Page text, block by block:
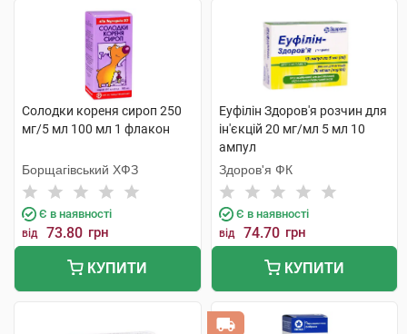
Солодки кореня сироп 250
мг/5 мл 100 мл 1 флакон
Борщагівський ХФЗ
Є в наявності
від 73.80 грн
КУПИТИ
Еуфілін Здоров'я розчин для
ін'єкцій 20 мг/мл 5 мл 10
ампул
Здоров'я ФК
Є в наявності
від 74.70 грн
КУПИТИ